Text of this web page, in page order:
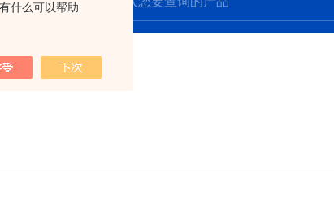
什么可以帮助